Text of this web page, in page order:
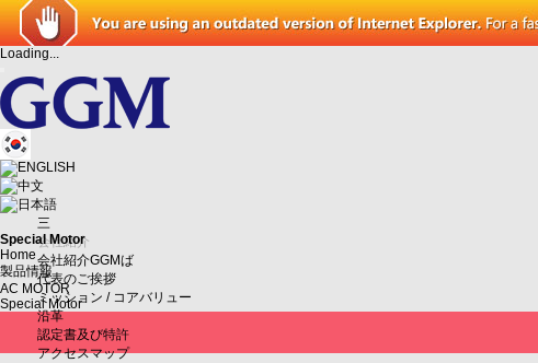
Loading...
三
会社紹介
会社紹介GGMば
代表のご挨拶
ミッション / コアバリュー
沿革
認定書及び特許
アクセスマップ
Special Motor
Home
製品情報
AC MOTOR
Special Motor